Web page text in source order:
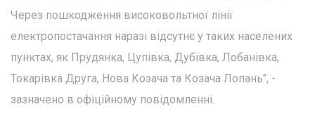
Через пошкодження високовольтної лінії
електропостачання наразі відсутнє у таких населених
пунктах, як Прудянка, Цупівка, Дубівка, Лобанівка,
Токарівка Друга, Нова Козача та Козача Лопань", -
зазначено в офіційному повідомленні.